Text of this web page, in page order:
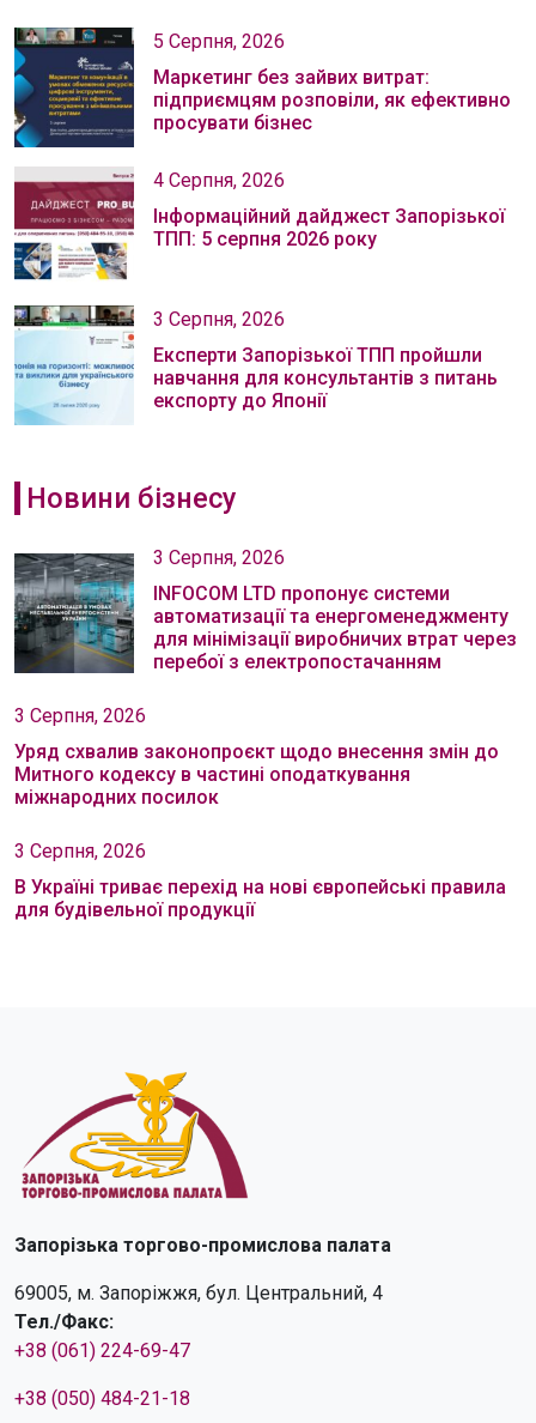
5 Серпня, 2026
Маркетинг без зайвих витрат:
підприємцям розповіли, як ефективно
просувати бізнес
4 Серпня, 2026
Інформаційний дайджест Запорізької
ТПП: 5 серпня 2026 року
3 Серпня, 2026
Експерти Запорізької ТПП пройшли
навчання для консультантів з питань
експорту до Японії
Новини бізнесу
3 Серпня, 2026
INFOCOM LTD пропонує системи
автоматизації та енергоменеджменту
для мінімізації виробничих втрат через
перебої з електропостачанням
3 Серпня, 2026
Уряд схвалив законопроєкт щодо внесення змін до
Митного кодексу в частині оподаткування
міжнародних посилок
3 Серпня, 2026
В Україні триває перехід на нові європейські правила
для будівельної продукції
Запорізька торгово-промислова палата
69005, м. Запоріжжя, бул. Центральний, 4
Тел./Факс:
+38 (061) 224-69-47
+38 (050) 484-21-18